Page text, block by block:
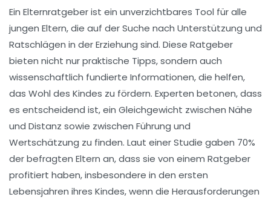
Ein Elternratgeberist ein unverzichtbares Tool für alle
jungen Eltern, die auf der Suche nach Unterstützung und
Ratschlägen in derErziehung sind. Diese Ratgeber
bieten nicht nurpraktische Tipps, sondern auch
wissenschaftlich fundierte Informationen, die helfen,
das Wohl des Kindes zu fördern. Experten betonen, dass
es entscheidend ist, ein Gleichgewicht zwischen Nähe
und Distanz sowie zwischen Führung und
Wertschätzung zu finden. Laut einer Studie gaben 70%
der befragten Eltern an, dass sie von einem Ratgeber
profitiert haben, insbesondere in den ersten
Lebensjahren ihres Kindes, wenn die Herausforderungen